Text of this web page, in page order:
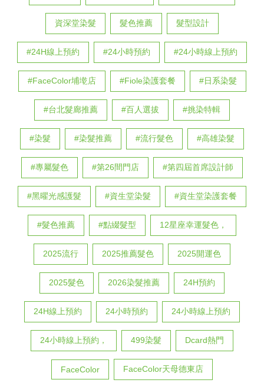
資深堂染髮 髮色推薦 髮型設計
#24H線上預約 #24小時預約 #24小時線上預約
#FaceColor埔墘店 #Fiole染護套餐 #日系染髮
#台北髮廊推薦 #百人選拔 #挑染特輯
#染髮 #染髮推薦 #流行髮色 #高雄染髮
#專屬髮色 #第26間門店 #第四屆首席設計師
#黑曜光感護髮 #資生堂染髮 #資生堂染護套餐
#髮色推薦 #點綴髮型 12星座幸運髮色，
2025流行 2025推薦髮色 2025開運色
2025髮色 2026染髮推薦 24H預約
24H線上預約 24小時預約 24小時線上預約
24小時線上預約， 499染髮 Dcard熱門
FaceColor FaceColor天母德東店